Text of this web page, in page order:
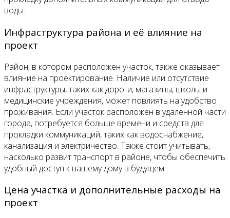
воды.
Инфраструктура района и её влияние на
проект
Район, в котором расположен участок, также оказывает
влияние на проектирование. Наличие или отсутствие
инфраструктуры, таких как дороги, магазины, школы и
медицинские учреждения, может повлиять на удобство
проживания. Если участок расположен в удалённой части
города, потребуется больше времени и средств для
прокладки коммуникаций, таких как водоснабжение,
канализация и электричество. Также стоит учитывать,
насколько развит транспорт в районе, чтобы обеспечить
удобный доступ к вашему дому в будущем.
Цена участка и дополнительные расходы на
проект